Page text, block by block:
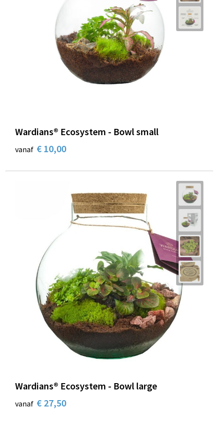
Wardians® Ecosystem - Bowl small
vanaf € 10,00
Wardians® Ecosystem - Bowl large
vanaf € 27,50